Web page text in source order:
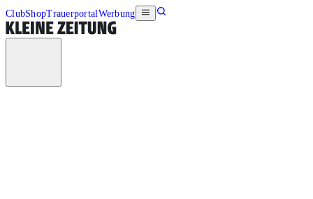
ClubShopTrauerportalWerbung